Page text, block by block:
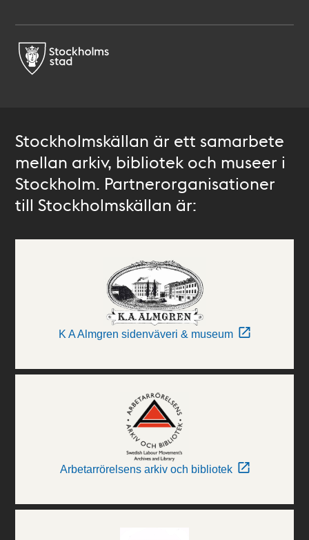
Stockholmskällan är ett samarbete
mellan arkiv, bibliotek och museer i
Stockholm. Partnerorganisationer
till Stockholmskällan är:
K A Almgren sidenväveri & museum
Arbetarrörelsens arkiv och bibliotek